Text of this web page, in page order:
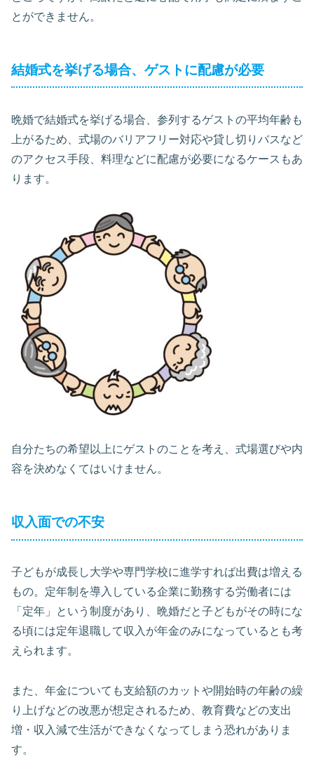
とができません。
結婚式を挙げる場合、ゲストに配慮が必要
晩婚で結婚式を挙げる場合、参列するゲストの平均年齢も
上がるため、式場のバリアフリー対応や貸し切りバスなど
のアクセス手段、料理などに配慮が必要になるケースもあ
ります。
自分たちの希望以上にゲストのことを考え、式場選びや内
容を決めなくてはいけません。
収入面での不安
子どもが成長し大学や専門学校に進学すれば出費は増える
もの。定年制を導入している企業に勤務する労働者には
「定年」という制度があり、晩婚だと子どもがその時にな
る頃には定年退職して収入が年金のみになっているとも考
えられます。
また、年金についても支給額のカットや開始時の年齢の繰
り上げなどの改悪が想定されるため、教育費などの支出
増・収入減で生活ができなくなってしまう恐れがありま
す。